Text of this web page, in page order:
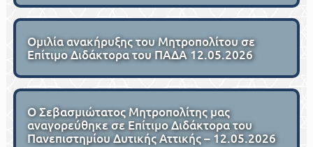
Ομιλία ανακήρυξης του Μητροπολίτου σε
Επίτιμο Διδάκτορα του ΠΑΔΑ 12.05.2026
Ο Σεβασμιώτατος Μητροπολίτης μας
αναγορεύθηκε σε Επίτιμο Διδάκτορα του
Πανεπιστημίου Δυτικής Αττικής – 12.05.2026